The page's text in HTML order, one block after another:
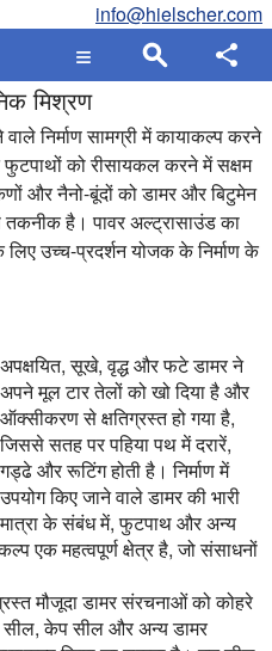
info@hielscher.com
मिश्रण
निर्माण सामग्री में कायाकल्प करने
को रीसायकल करने में सक्षम
और नैनो-बूंदों को डामर और बिटुमेन
तकनीक है। पावर अल्ट्रासाउंड का
उच्च-प्रदर्शन योजक के निर्माण के
अपक्षयित, सूखे, वृद्ध और फटे डामर ने
अपने मूल टार तेलों को खो दिया है और
ऑक्सीकरण से क्षतिग्रस्त हो गया है,
जिससे सतह पर पहिया पथ में दरारें,
गड्ढे और रूटिंग होती है। निर्माण में
उपयोग किए जाने वाले डामर की भारी
मात्रा के संबंध में, फुटपाथ और अन्य
एक महत्वपूर्ण क्षेत्र है, जो संसाधनों
मौजूदा डामर संरचनाओं को कोहरे
केप सील और अन्य डामर